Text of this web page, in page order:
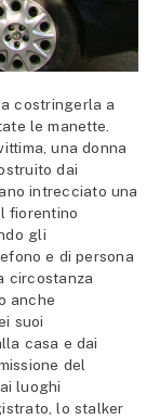
costringerla a
le manette.
una donna
dai
intrecciato una
fiorentino
gli
e di persona
circostanza
anche
suoi
casa e dai
del
luoghi
lo stalker